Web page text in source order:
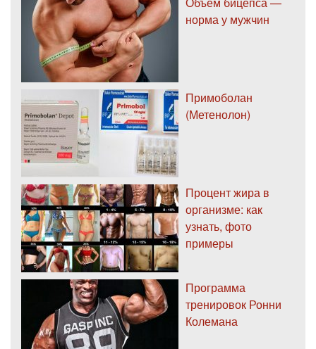
норма у мужчин
Примоболан
(Метенолон)
Процент жира в
организме: как
узнать, фото
примеры
Программа
тренировок Ронни
Колемана